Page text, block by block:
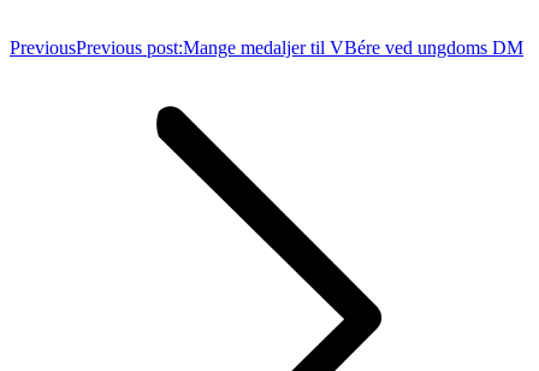
PreviousPrevious post:Mange medaljer til VBére ved ungdoms DM